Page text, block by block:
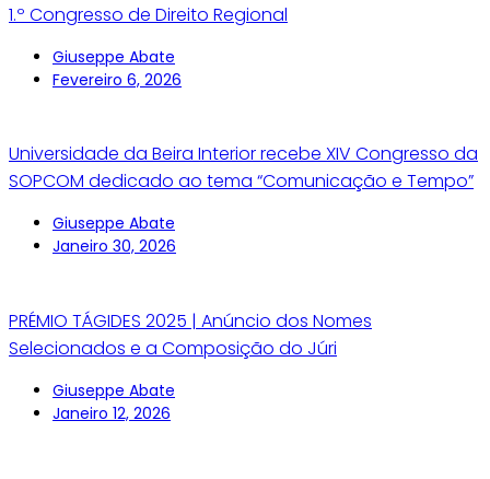
1.º Congresso de Direito Regional
Giuseppe Abate
Fevereiro 6, 2026
Universidade da Beira Interior recebe XIV Congresso da
SOPCOM dedicado ao tema “Comunicação e Tempo”
Giuseppe Abate
Janeiro 30, 2026
PRÉMIO TÁGIDES 2025 | Anúncio dos Nomes
Selecionados e a Composição do Júri
Giuseppe Abate
Janeiro 12, 2026